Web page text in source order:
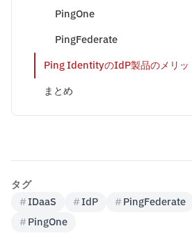
PingOne
PingFederate
Ping IdentityのIdP製品のメリッ
まとめ
タグ
#IDaaS #IdP #PingFederate
#PingOne